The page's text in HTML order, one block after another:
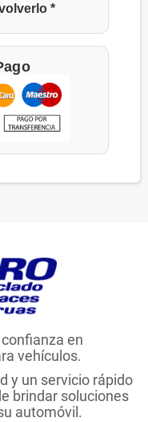
*
en
vehículos.
y un servicio rápido
brindar soluciones
automóvil.